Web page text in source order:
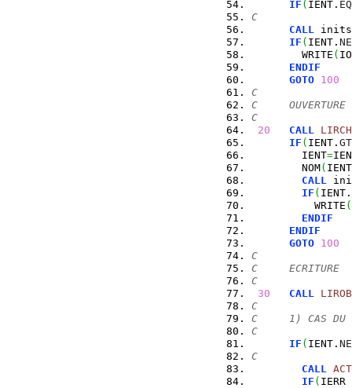
IF ( IENT. EQ
C
CALL
IF ( IENT. NE
        WRITE
(
ENDIF
GOTO 100
C
C     OUVERTURE
C
20
CALL
IF ( IENT. GT
        IENT
=
        NOM
( IENT
CALL
IF ( IENT.
          WRITE
(
ENDIF
ENDIF
GOTO 100
C
C     ECRITURE
C
30
CALL
C
C     1) CAS DU
C
IF ( IENT. NE
C
CALL
IF ( IERR